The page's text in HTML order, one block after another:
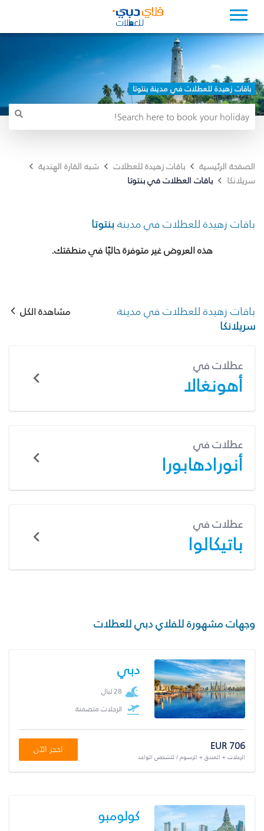
باقات زهيدة للعطلات في مدينة بنتوتا
الصفحة الرئيسية باقات زهيدة للعطلات
شبه القارة الهندية
سريلانكا
باقات العطلات في بنتوتا
باقات زهيدة للعطلات في مدينة بنتوتا
هذه العروض غير متوفرة حاليًا في منطقتك.
باقات زهيدة للعطلات في مدينة
سريلانكا
مشاهدة الكل
عطلات في
أهونغالا
عطلات في
أنورادهابورا
عطلات في
باتيكالوا
وجهات مشهورة للفلاي دبي للعطلات
دبي
28 ليال
الرحلات متضمنة
EUR 706
الرحلات + الفندق + الرسوم / للشخص الواحد
احجز الآن
كولومبو